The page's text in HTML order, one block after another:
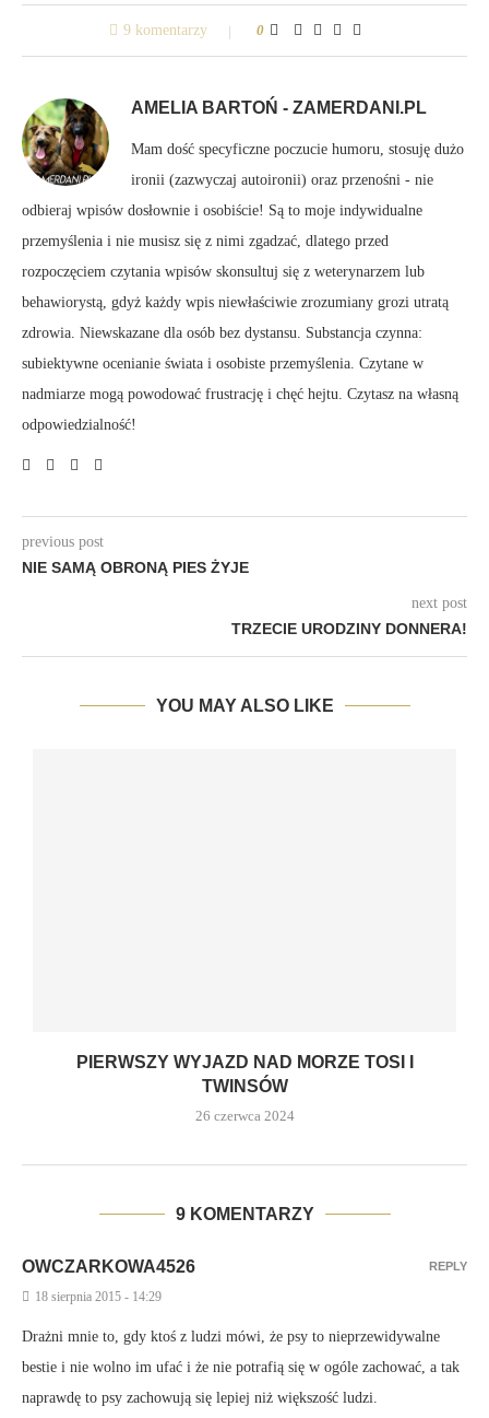
9 komentarzy 0
AMELIA BARTOŃ - ZAMERDANI.PL
Mam dość specyficzne poczucie humoru, stosuję dużo
ironii (zazwyczaj autoironii) oraz przenośni - nie
odbieraj wpisów dosłownie i osobiście! Są to moje indywidualne
przemyślenia i nie musisz się z nimi zgadzać, dlatego przed
rozpoczęciem czytania wpisów skonsultuj się z weterynarzem lub
behawiorystą, gdyż każdy wpis niewłaściwie zrozumiany grozi utratą
zdrowia. Niewskazane dla osób bez dystansu. Substancja czynna:
subiektywne ocenianie świata i osobiste przemyślenia. Czytane w
nadmiarze mogą powodować frustrację i chęć hejtu. Czytasz na własną
odpowiedzialność!
previous post
NIE SAMĄ OBRONĄ PIES ŻYJE
next post
TRZECIE URODZINY DONNERA!
YOU MAY ALSO LIKE
PIERWSZY WYJAZD NAD MORZE TOSI I
TWINSÓW
26 czerwca 2024
9 KOMENTARZY
OWCZARKOWA4526
18 sierpnia 2015 - 14:29
Drażni mnie to, gdy ktoś z ludzi mówi, że psy to nieprzewidywalne
bestie i nie wolno im ufać i że nie potrafią się w ogóle zachować, a tak
naprawdę to psy zachowują się lepiej niż większość ludzi.
REPLY